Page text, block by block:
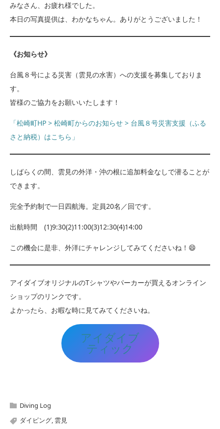
みなさん、お疲れ様でした。
本日の写真提供は、わかなちゃん。ありがとうございました！
《お知らせ》
台風８号による災害（雲見の水害）への支援を募集しておりま
す。
皆様のご協力をお願いいたします！
「松崎町HP > 松崎町からのお知らせ > 台風８号災害支援（ふる
さと納税）はこちら」
しばらくの間、雲見の外洋・沖の根に追加料金なしで潜ることが
できます。
完全予約制で一日四航海。定員20名／回です。
出航時間 (1)9:30(2)11:00(3)12:30(4)14:00
この機会に是非、外洋にチャレンジしてみてくださいね！😄
アイダイブオリジナルのTシャツやパーカーが買えるオンライン
ショップのリンクです。
よかったら、お暇な時に見てみてくださいね。
アイダイブ
ティック
Diving Log
ダイビング, 雲見